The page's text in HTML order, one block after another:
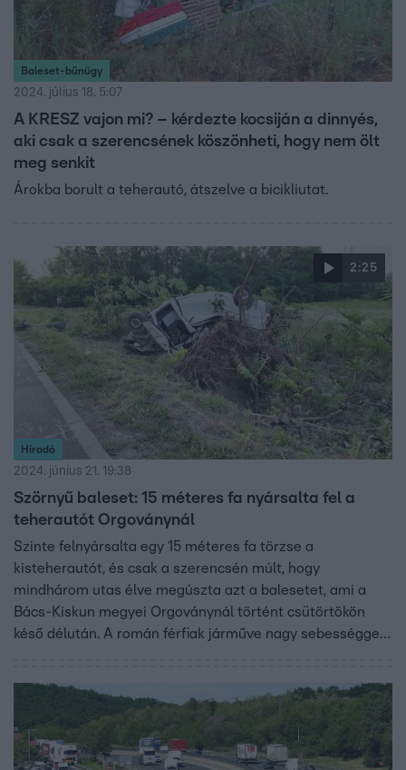
Baleset-bűnügy
2024. július 18. 5:07
A KRESZ vajon mi? – kérdezte kocsiján a dinnyés,
aki csak a szerencsének köszönheti, hogy nem ölt
meg senkit
Árokba borult a teherautó, átszelve a bicikliutat.
2:25
Híradó
2024. június 21. 19:38
Szörnyű baleset: 15 méteres fa nyársalta fel a
teherautót Orgoványnál
Szinte felnyársalta egy 15 méteres fa törzse a
kisteherautót, és csak a szerencsén múlt, hogy
mindhárom utas élve megúszta azt a balesetet, ami a
Bács-Kiskun megyei Orgoványnál történt csütörtökön
késő délután. A román férfiak járműve nagy sebességgel
karambolozott Tiszaföldvárnál. Itt a kamionsofőr
lélekjelenlétén múlt, hogy nem történt tragédia.